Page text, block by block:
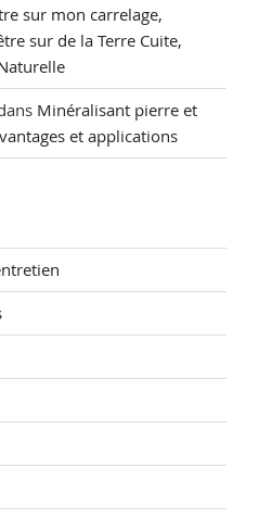
sur mon carrelage,
sur de la Terre Cuite,
Minéralisant pierre et
et applications